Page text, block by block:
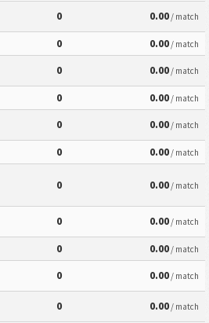
0 0.00/ match
0 0.00/ match
0 0.00/ match
0 0.00/ match
0 0.00/ match
0 0.00/ match
0 0.00/ match
0 0.00/ match
0 0.00/ match
0 0.00/ match
0 0.00/ match